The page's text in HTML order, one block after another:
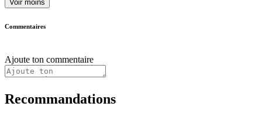
Voir moins
Commentaires
Ajoute ton commentaire
Recommandations